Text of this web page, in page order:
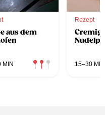
aus dem
MIN
Rezept
15–30 MIN